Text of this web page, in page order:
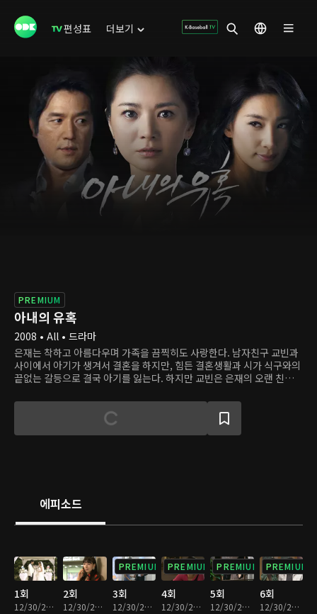
편성표 더보기
PREMIUM
아내의 유혹
2008 • All • 드라마
은재는 착하고 아름다우며 가족을 끔찍히도 사랑한다. 남자친구 교빈과
사이에서 아기가 생겨서 결혼을 하지만, 힘든 결혼생활과 시가 식구와의
끝없는 갈등으로 결국 아기를 잃는다. 하지만 교빈은 은재의 오랜 친구이
해 은재의 목숨을 위험에 빠뜨린다. 믿었던 사람들에게 모두 배신당하고
사고로 만신창이가 된 은재는 민현주 사장의 도움으로 목숨을 건지고 새
신분을 얻는다. 이제 민 사장의 딸 소희가 된 은재는 교빈과 애리, 교빈의
에피소드
1회
12/30/2022 • 36분
2회
12/30/2022 • 36분
PREMIUM
3회
12/30/2022 • 38분
PREMIUM
4회
12/30/2022 • 36분
PREMIUM
5회
12/30/2022 • 36분
PREMIUM
6회
12/30/2022 • 37분